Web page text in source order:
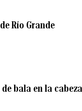
Río Grande
bala en la cabeza